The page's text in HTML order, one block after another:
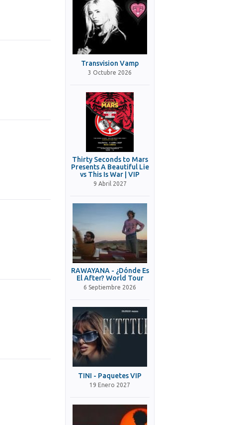
Transvision Vamp
3 Octubre 2026
Thirty Seconds to Mars
Presents A Beautiful Lie
vs This Is War | VIP
9 Abril 2027
RAWAYANA - ¿Dónde Es
El After? World Tour
6 Septiembre 2026
TINI - Paquetes VIP
19 Enero 2027